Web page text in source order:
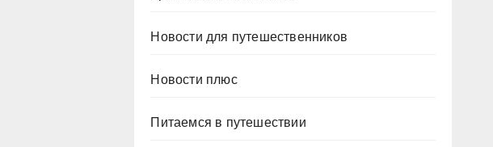
Новости для путешественников
Новости плюс
Питаемся в путешествии